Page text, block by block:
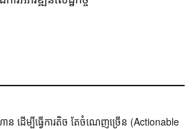
ន ដើម្បីធ្វើការតិច តែចំណេញច្រើន (Actionable